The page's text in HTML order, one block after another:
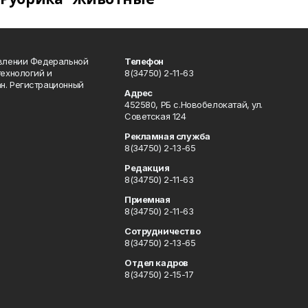
Федеральной
и
Регистрационный
Телефон
8(34750) 2-11-63
Адрес
452580, РБ с.Новобелокатай, ул.
Советская 124
Рекламная служба
8(34750) 2-13-65
Редакция
8(34750) 2-11-63
Приемная
8(34750) 2-11-63
Сотрудничество
8(34750) 2-13-65
Отдел кадров
8(34750) 2-15-17